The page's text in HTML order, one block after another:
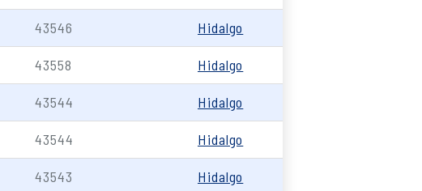
43546 Hidalgo
43558 Hidalgo
43544 Hidalgo
43544 Hidalgo
43543 Hidalgo